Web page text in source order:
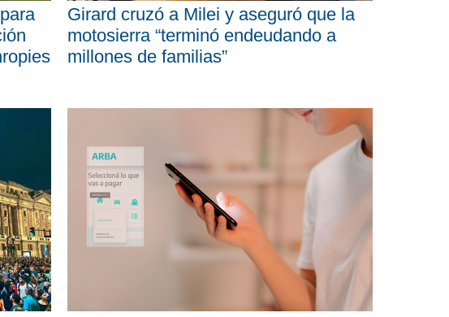
Girard cruzó a Milei y aseguró que la
motosierra “terminó endeudando a
millones de familias”